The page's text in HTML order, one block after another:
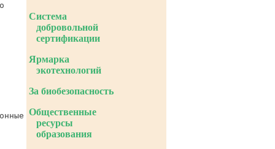
Система
добровольной
сертификации
Ярмарка
экотехнологий
За биобезопасность
Общественные
ресурсы
образования